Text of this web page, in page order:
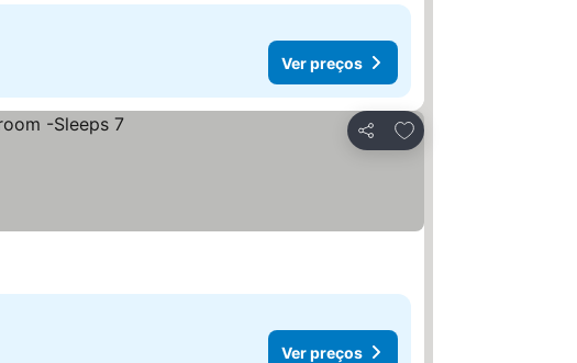
Ver preços
Partilhar
Adicionar aos favoritos
Ver preços